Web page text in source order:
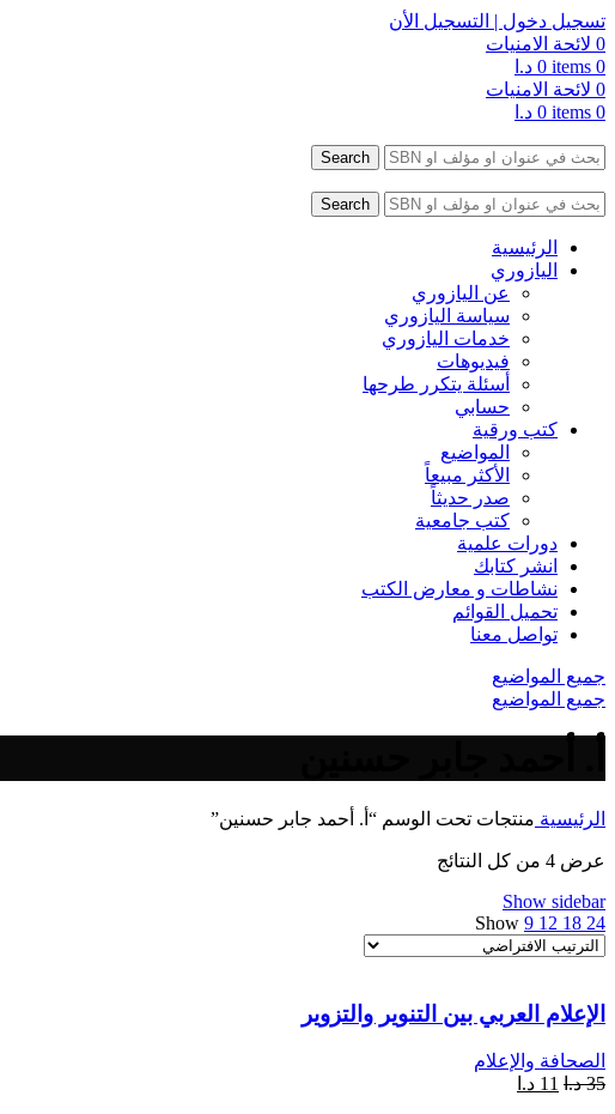
تسجيل دخول | التسجيل الأن
0 لائحة الامنيات
0
items
0 د.ا
0 لائحة الامنيات
0
items
0 د.ا
Search
Search
الرئيسية
اليازوري
عن اليازوري
سياسة اليازوري
خدمات اليازوري
فيديوهات
أسئلة يتكرر طرحها
حسابي
كتب ورقية
المواضيع
الأكثر مبيعاً
صدر حديثاً
كتب جامعية
دورات علمية
انشر كتابك
نشاطات و معارض الكتب
تحميل القوائم
تواصل معنا
جميع المواضيع
جميع المواضيع
الرئيسية منتجات تحت الوسم “أ. أحمد جابر حسنين”
عرض ⁦4⁩ من كل النتائج
Show sidebar
Show 9 12 18 24
الإعلام العربي بين التنوير والتزوير
الصحافة والإعلام
35 د.ا 11 د.ا